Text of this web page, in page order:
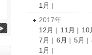
1月 |
2017年
12月 | 11月 | 10
7月 | 6月 | 5月 |
1月 |